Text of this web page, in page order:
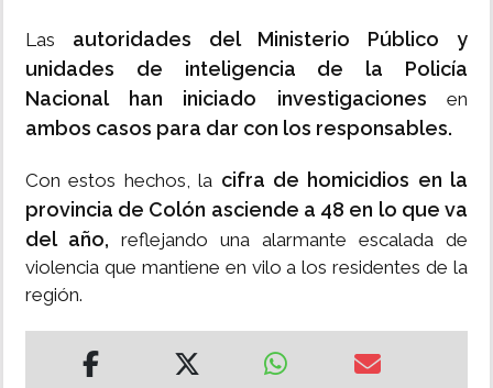
Las autoridades del Ministerio Público y
unidades de inteligencia de la Policía
Nacional han iniciado investigaciones en
ambos casos para dar con los responsables.
Con estos hechos, la cifra de homicidios en la
provincia de Colón asciende a 48 en lo que va
del año, reflejando una alarmante escalada de
violencia que mantiene en vilo a los residentes de la
región.